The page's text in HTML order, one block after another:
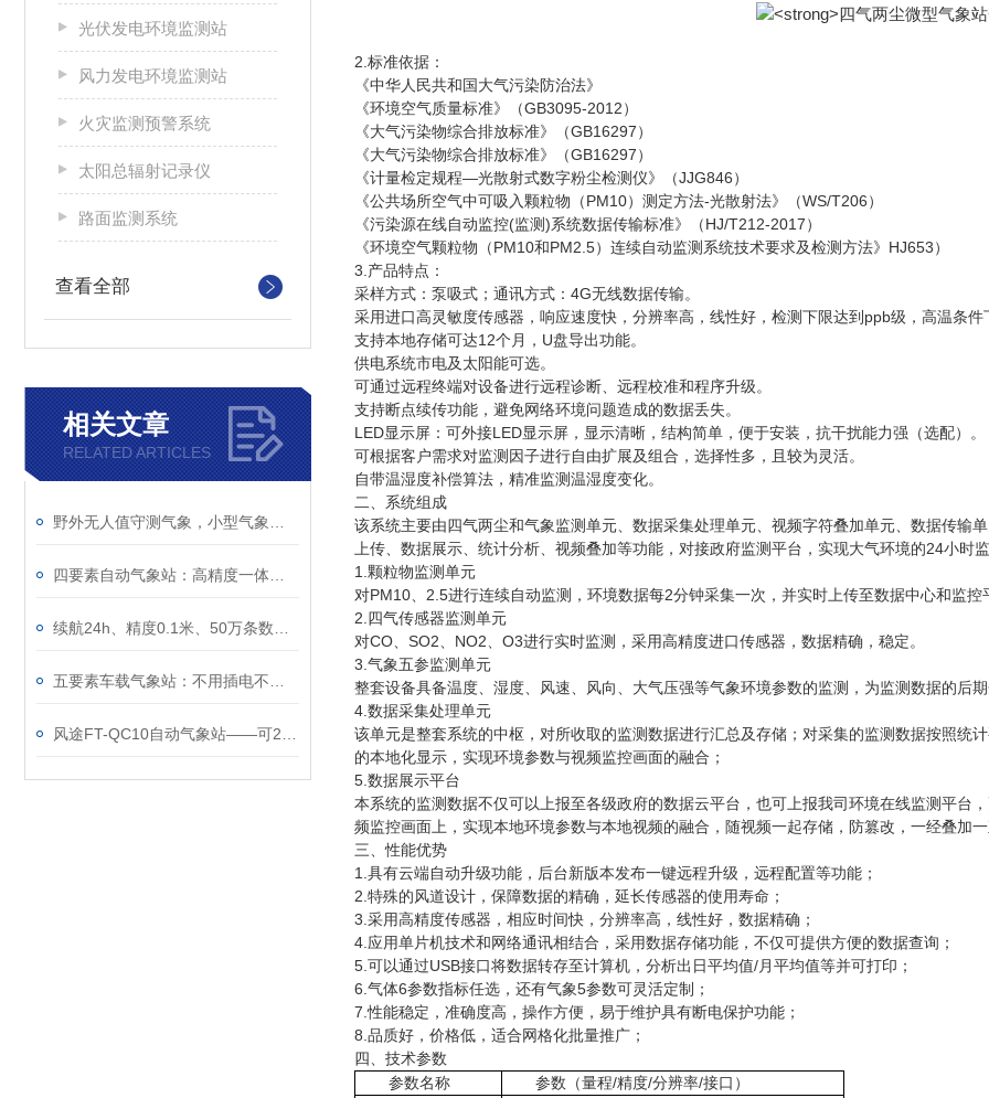
光伏发电环境监测站
风力发电环境监测站
火灾监测预警系统
太阳总辐射记录仪
路面监测系统
查看全部
相关文章
RELATED ARTICLES
2.标准依据：
《中华人民共和国大气污染防治法》
《环境空气质量标准》（GB3095-2012）
《大气污染物综合排放标准》（GB16297）
《大气污染物综合排放标准》（GB16297）
《计量检定规程—光散射式数字粉尘检测仪》（JJG846）
《公共场所空气中可吸入颗粒物（PM10）测定方法-光散射法》（WS/T206）
《污染源在线自动监控(监测)系统数据传输标准》（HJ/T212-2017）
《环境空气颗粒物（PM10和PM2.5）连续自动监测系统技术要求及检测方法》HJ653）
3.产品特点：
采样方式：泵吸式；通讯方式：4G无线数据传输。
采用进口高灵敏度传感器，响应速度快，分辨率高，线性好，检测下限达到ppb级，高温条
支持本地存储可达12个月，U盘导出功能。
供电系统市电及太阳能可选。
可通过远程终端对设备进行远程诊断、远程校准和程序升级。
支持断点续传功能，避免网络环境问题造成的数据丢失。
LED显示屏：可外接LED显示屏，显示清晰，结构简单，便于安装，抗干扰能力强（选配）。
可根据客户需求对监测因子进行自由扩展及组合，选择性多，且较为灵活。
自带温湿度补偿算法，精准监测温湿度变化。
二、系统组成
该系统主要由四气两尘和气象监测单元、数据采集处理单元、视频字符叠加单元、数据传输
上传、数据展示、统计分析、视频叠加等功能，对接政府监测平台，实现大气环境的24小时
1.颗粒物监测单元
对PM10、2.5进行连续自动监测，环境数据每2分钟采集一次，并实时上传至数据中心和监控
2.四气传感器监测单元
对CO、SO2、NO2、O3进行实时监测，采用高精度进口传感器，数据精确，稳定。
3.气象五参监测单元
整套设备具备温度、湿度、风速、风向、大气压强等气象环境参数的监测，为监测数据的后
4.数据采集处理单元
该单元是整套系统的中枢，对所收取的监测数据进行汇总及存储；对采集的监测数据按照统
的本地化显示，实现环境参数与视频监控画面的融合；
5.数据展示平台
本系统的监测数据不仅可以上报至各级政府的数据云平台，也可上报我司环境在线监测平台
频监控画面上，实现本地环境参数与本地视频的融合，随视频一起存储，防篡改，一经叠加
三、性能优势
1.具有云端自动升级功能，后台新版本发布一键远程升级，远程配置等功能；
2.特殊的风道设计，保障数据的精确，延长传感器的使用寿命；
3.采用高精度传感器，相应时间快，分辨率高，线性好，数据精确；
4.应用单片机技术和网络通讯相结合，采用数据存储功能，不仅可提供方便的数据查询；
5.可以通过USB接口将数据转存至计算机，分析出日平均值/月平均值等并可打印；
6.气体6参数指标任选，还有气象5参数可灵活定制；
7.性能稳定，准确度高，操作方便，易于维护具有断电保护功能；
8.品质好，价格低，适合网格化批量推广；
四、技术参数
参数名称 参数（量程/精度/分辨率/接口）